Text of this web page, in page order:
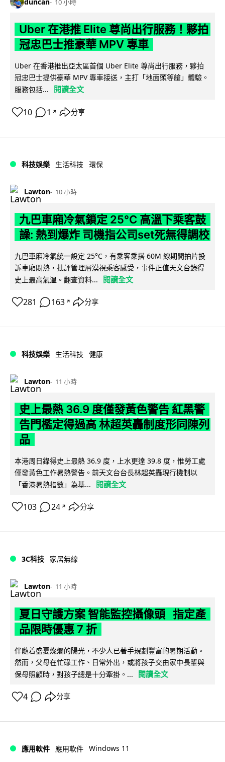
10 小時
Uber 在港推 Elite 尊尚出行服務！夥拍
冠忠巴士推豪華 MPV 專車
Uber 在香港推出亞太區首個 Uber Elite 尊尚出行服務，夥拍
冠忠巴士提供豪華 MPV 專車接送，主打「地面頭等艙」體驗。
服務包括...
閱讀全文
10 1 ↗ 分享
科技娛樂 生活科技 環保
Lawton 10 小時
九巴車廂冷氣鎖定 25°C 高溫下乘客鼓
譟: 熱到爆炸 司機指公司set死無得調校
九巴車廂冷氣統一設定 25°C，有乘客乘搭 60M 線期間拍片投
訴車廂悶熱，批評管理層漠視乘客感受，事件正值天文台錄得
史上最高氣溫。翻查資料...
閱讀全文
281 163 ↗ 分享
科技娛樂 生活科技 健康
Lawton 11 小時
史上最熱 36.9 度僅發黃色警告 紅黑警
告門檻定得過高 林超英轟制度形同陳列
品
本港周日錄得史上最熱 36.9 度，上水更達 39.8 度，惟勞工處
僅發黃色工作暑熱警告。前天文台台長林超英轟現行機制以
「香港暑熱指數」為基...
閱讀全文
103 24 ↗ 分享
3C科技 家居無線
Lawton 11 小時
夏日守護方案 智能監控攝像頭 指定產
品限時優惠 7 折
伴隨着盛夏燦爛的陽光，不少人已著手規劃豐富的暑期活動。
然而，父母在忙碌工作、日常外出，或將孩子交由家中長輩與
保母照顧時，對孩子總是十分牽掛。...
閱讀全文
4 分享
應用軟件 應用軟件 Windows 11